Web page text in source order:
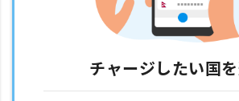
チャージしたい国